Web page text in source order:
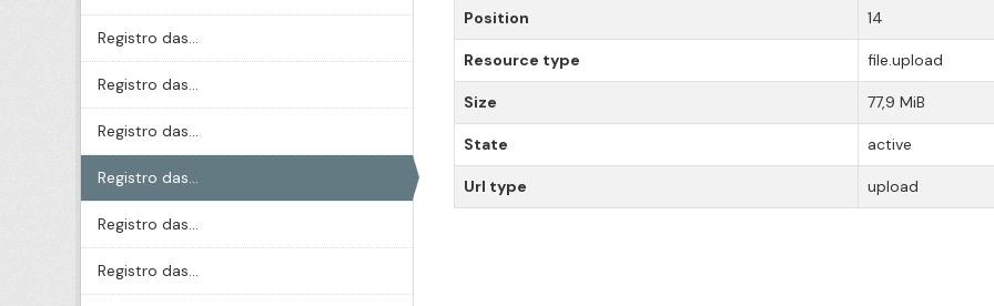
Registro das...
Registro das...
Registro das...
Registro das...
Registro das...
Registro das...
Position 14
Resource type file.upload
Size 77,9 MiB
State active
Url type upload